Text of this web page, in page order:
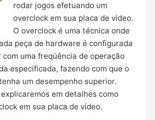
rodar jogos efetuando um
overclock em sua placa de video.
O overclock é uma técnica onde
peça de hardware é configurada
uma freqüência de operação
especificada, fazendo com que o
um desempenho superior.
em detalhes como
em sua placa de vídeo.